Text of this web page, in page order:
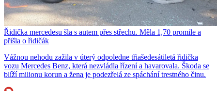
Řidička mercedesu šla s autem přes střechu. Měla 1,70 promile a
přišla o řidičák
Vážnou nehodu zažila v úterý odpoledne třiašedesátiletá řidička
vozu Mercedes Benz, která nezvládla řízení a havarovala. Škoda se
blíží milionu korun a žena je podezřelá ze spáchání trestného činu.